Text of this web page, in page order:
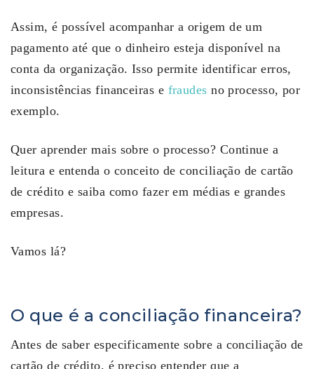
Assim, é possível acompanhar a origem de um
pagamento até que o dinheiro esteja disponível na
conta da organização. Isso permite identificar erros,
inconsistências financeiras e fraudes no processo, por
exemplo.
Quer aprender mais sobre o processo? Continue a
leitura e entenda o conceito de conciliação de cartão
de crédito e saiba como fazer em médias e grandes
empresas.
Vamos lá?
O que é a conciliação financeira?
Antes de saber especificamente sobre a conciliação de
cartão de crédito, é preciso entender que a